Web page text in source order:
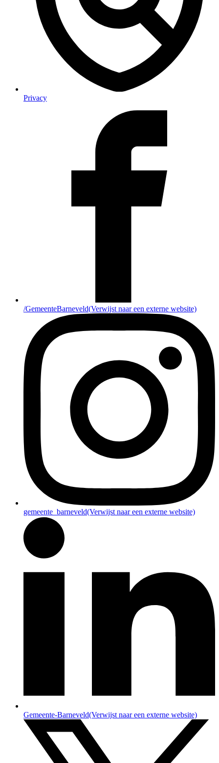
Privacy
/GemeenteBarneveld(Verwijst naar een externe website)
gemeente_barneveld(Verwijst naar een externe website)
Gemeente-Barneveld(Verwijst naar een externe website)